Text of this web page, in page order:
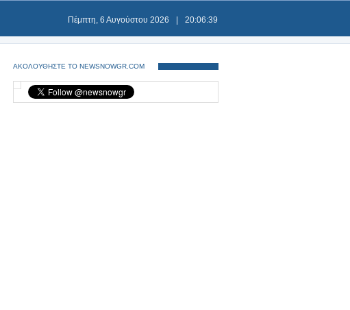
Πέμπτη, 6 Αυγούστου 2026 20:06:39
ΑΚΟΛΟΥΘΗΣΤΕ ΤΟ NEWSNOWGR.COM